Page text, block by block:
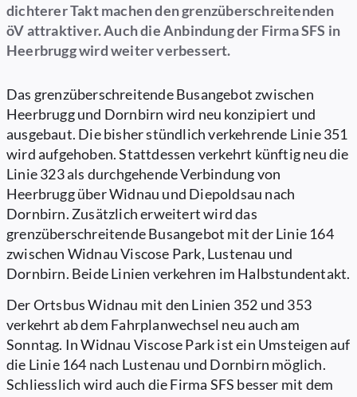
dichterer Takt machen den grenzüberschreitenden
öV attraktiver. Auch die Anbindung der Firma SFS in
Heerbrugg wird weiter verbessert.
Das grenzüberschreitende Busangebot zwischen
Heerbrugg und Dornbirn wird neu konzipiert und
ausgebaut. Die bisher stündlich verkehrende Linie 351
wird aufgehoben. Stattdessen verkehrt künftig neu die
Linie 323 als durchgehende Verbindung von
Heerbrugg über Widnau und Diepoldsau nach
Dornbirn. Zusätzlich erweitert wird das
grenzüberschreitende Busangebot mit der Linie 164
zwischen Widnau Viscose Park, Lustenau und
Dornbirn. Beide Linien verkehren im Halbstundentakt.
Der Ortsbus Widnau mit den Linien 352 und 353
verkehrt ab dem Fahrplanwechsel neu auch am
Sonntag. In Widnau Viscose Park ist ein Umsteigen auf
die Linie 164 nach Lustenau und Dornbirn möglich.
Schliesslich wird auch die Firma SFS besser mit dem